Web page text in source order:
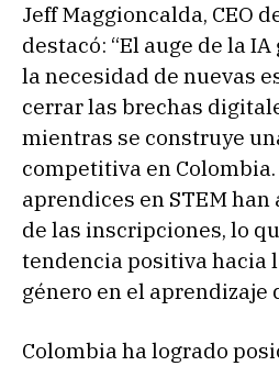
Jeff Maggioncalda, CEO
destacó: “El auge de la
la necesidad de nuevas
cerrar las brechas
mientras se construye
competitiva en
aprendices en STEM han
de las inscripciones, lo
tendencia positiva hacia
género en el aprendizaje
Colombia ha logrado